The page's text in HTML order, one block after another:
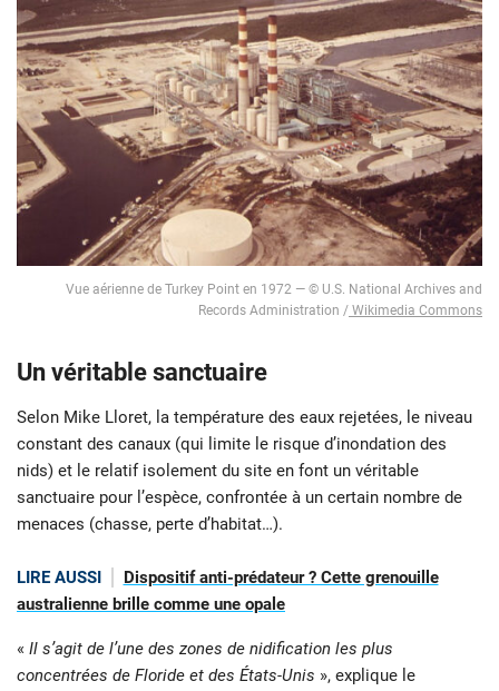
Vue aérienne de Turkey Point en 1972 — © U.S. National Archives and
Records Administration / Wikimedia Commons
Un véritable sanctuaire
Selon Mike Lloret, la température des eaux rejetées, le niveau
constant des canaux (qui limite le risque d’inondation des
nids) et le relatif isolement du site en font un véritable
sanctuaire pour l’espèce, confrontée à un certain nombre de
menaces (chasse, perte d’habitat…).
LIRE AUSSI
Dispositif anti-prédateur ? Cette grenouille
australienne brille comme une opale
« Il s’agit de l’une des zones de nidification les plus
concentrées de Floride et des États-Unis », explique le